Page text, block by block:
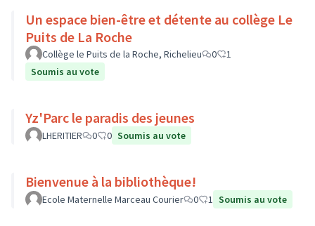
Un espace bien-être et détente au collège Le
Puits de La Roche
Collège le Puits de la Roche, Richelieu 0
1
Soumis au vote
Yz'Parc le paradis des jeunes
LHERITIER 0 0 Soumis au vote
Bienvenue à la bibliothèque!
Ecole Maternelle Marceau Courier 0 1 Soumis au vote